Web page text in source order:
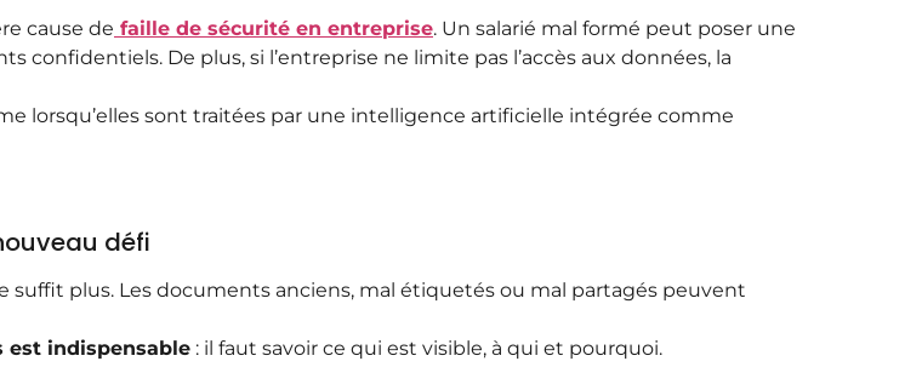
cause de faille de sécurité en entreprise. Un salarié mal formé peut poser une
De plus, si l’entreprise ne limite pas l’accès aux données, la
lorsqu’elles sont traitées par une intelligence artificielle intégrée comme
défi
suffit plus. Les documents anciens, mal étiquetés ou mal partagés peuvent
est indispensable : il faut savoir ce qui est visible, à qui et pourquoi.